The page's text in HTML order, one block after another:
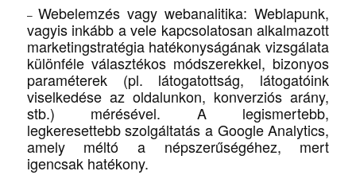
– Webelemzés vagy webanalitika: Weblapunk,
vagyis inkább a vele kapcsolatosan alkalmazott
marketingstratégia hatékonyságának vizsgálata
különféle választékos módszerekkel, bizonyos
paraméterek (pl. látogatottság, látogatóink
viselkedése az oldalunkon, konverziós arány,
stb.) mérésével. A legismertebb,
legkeresettebb szolgáltatás a Google Analytics,
amely méltó a népszerűségéhez, mert
igencsak hatékony.